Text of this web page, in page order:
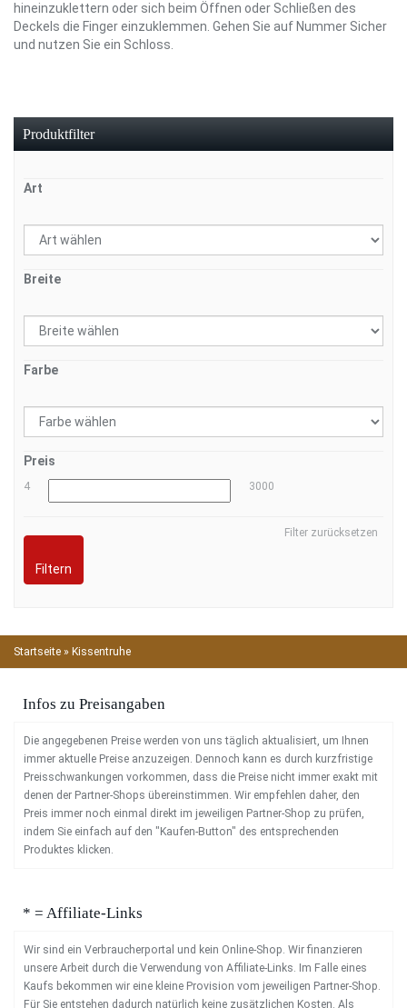
hineinzuklettern oder sich beim Öffnen oder Schließen des
Deckels die Finger einzuklemmen. Gehen Sie auf Nummer Sicher
und nutzen Sie ein Schloss.
Produktfilter
Art
Breite
Farbe
Preis
4 3000
Filter zurücksetzen
Filtern
Startseite » Kissentruhe
Infos zu Preisangaben
Die angegebenen Preise werden von uns täglich aktualisiert, um Ihnen
immer aktuelle Preise anzuzeigen. Dennoch kann es durch kurzfristige
Preisschwankungen vorkommen, dass die Preise nicht immer exakt mit
denen der Partner-Shops übereinstimmen. Wir empfehlen daher, den
Preis immer noch einmal direkt im jeweiligen Partner-Shop zu prüfen,
indem Sie einfach auf den "Kaufen-Button" des entsprechenden
Produktes klicken.
* = Affiliate-Links
Wir sind ein Verbraucherportal und kein Online-Shop. Wir finanzieren
unsere Arbeit durch die Verwendung von Affiliate-Links. Im Falle eines
Kaufs bekommen wir eine kleine Provision vom jeweiligen Partner-Shop.
Für Sie entstehen dadurch natürlich keine zusätzlichen Kosten. Als